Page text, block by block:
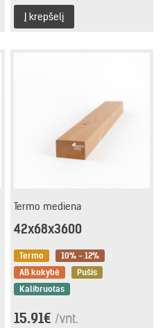
Į krepšelį
Termo mediena
42x68x3600
Termo
10% - 12%
AB kokybė
Pušis
Kalibruotas
15.91€ /vnt.